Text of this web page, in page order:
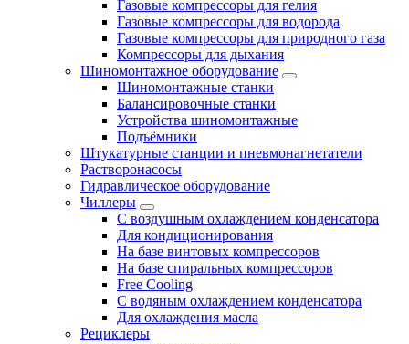
Газовые компрессоры для гелия
Газовые компрессоры для водорода
Газовые компрессоры для природного газа
Компрессоры для дыхания
Шиномонтажное оборудование
Шиномонтажные станки
Балансировочные станки
Устройства шиномонтажные
Подъёмники
Штукатурные станции и пневмонагнетатели
Растворонасосы
Гидравлическое оборудование
Чиллеры
С воздушным охлаждением конденсатора
Для кондиционирования
На базе винтовых компрессоров
На базе спиральных компрессоров
Free Cooling
С водяным охлаждением конденсатора
Для охлаждения масла
Рециклеры